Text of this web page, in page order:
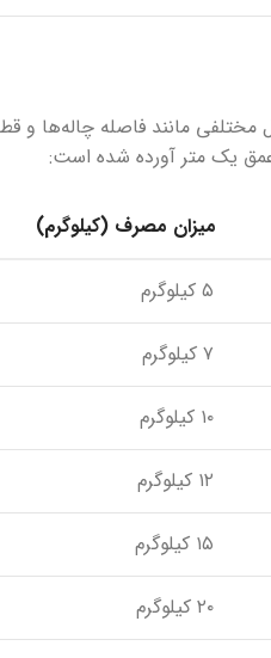
مختلفی مانند فاصله چاله‌ها و
یک متر آورده شده است:
میزان مصرف (کیلوگرم)
۵ کیلوگرم
۷ کیلوگرم
۱۰ کیلوگرم
۱۲ کیلوگرم
۱۵ کیلوگرم
۲۰ کیلوگرم